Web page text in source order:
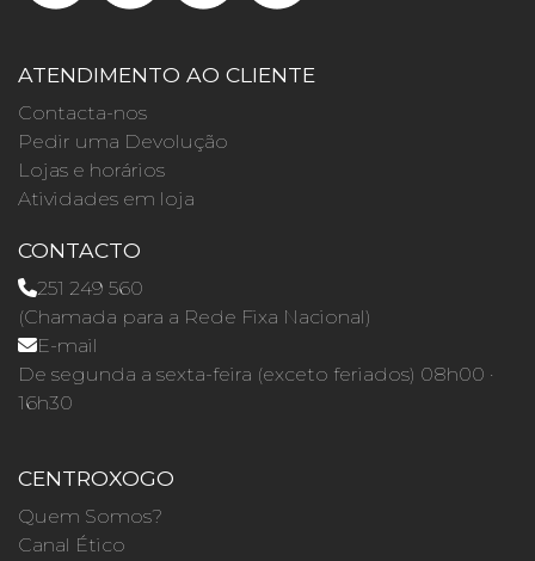
ATENDIMENTO AO CLIENTE
Contacta-nos
Pedir uma Devolução
Lojas e horários
Atividades em loja
CONTACTO
251 249 560
(Chamada para a Rede Fixa Nacional)
E-mail
De segunda a sexta-feira (exceto feriados) 08h00 ·
16h30
CENTROXOGO
Quem Somos?
Canal Ético